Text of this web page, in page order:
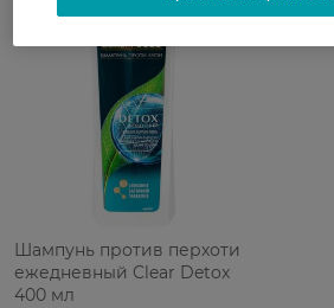
Шампунь против перхоти
ежедневный Clear Detox
400 мл